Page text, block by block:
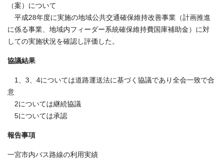
（案）について
平成28年度に実施の地域公共交通確保維持改善事業（計画推進
に係る事業、地域内フィーダー系統確保維持費国庫補助金）に対
しての実施状況を確認し評価した。
協議結果
1、3、4については道路運送法に基づく協議であり全会一致で合
意
2については継続協議
5については承認
報告事項
一宮市内バス路線の利用実績